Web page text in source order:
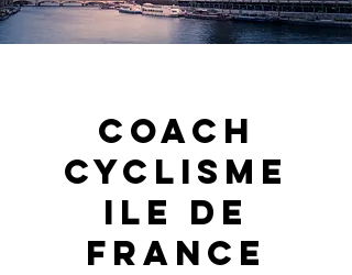
Coach
cyclisme
ile de
france